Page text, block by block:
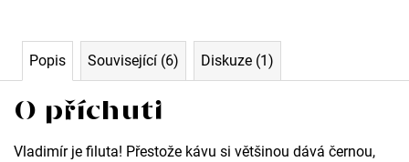
Popis Související (6) Diskuze (1)
O příchuti
Vladimír je filuta! Přestože kávu si většinou dává černou,
?